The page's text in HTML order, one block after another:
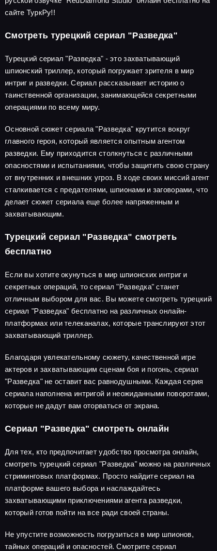
сайте ТуркРу!!
Смотреть турецкий сериал "Разведка"
Турецкий сериал "Разведка" - это захватывающий
шпионский триллер, который погружает зрителя в мир
интриг и разведки. Сериал рассказывает историю о
таинственной организации, занимающейся секретными
операциями по всему миру.
Основной сюжет сериала "Разведка" крутится вокруг
главного героя, который является опытным агентом
разведки. Ему приходится столкнуться с различными
опасностями и испытаниями, чтобы защитить свою страну
от внутренних и внешних угроз. В ходе своих миссий агент
сталкивается с предателями, шпионами и заговорами, что
делает сюжет сериала еще более напряженным и
захватывающим.
Турецкий сериал "Разведка" смотреть
бесплатно
Если вы хотите окунуться в мир шпионских интриг и
секретных операций, то сериал "Разведка" станет
отличным выбором для вас. Вы можете смотреть турецкий
сериал "Разведка" бесплатно на различных онлайн-
платформах или телеканалах, которые транслируют этот
захватывающий триллер.
Благодаря увлекательному сюжету, качественной игре
актеров и захватывающим сценам боя и погонь, сериал
"Разведка" не оставит вас равнодушными. Каждая серия
сериала наполнена интригой и неожиданными поворотами,
которые не дадут вам оторваться от экрана.
Сериал "Разведка" смотреть онлайн
Для тех, кто предпочитает удобство просмотра онлайн,
смотреть турецкий сериал "Разведка" можно на различных
стриминговых платформах. Просто найдите сериал на
платформе вашего выбора и наслаждайтесь
захватывающими приключениями агента разведки,
который готов пойти на все ради своей страны.
Не упустите возможность погрузиться в мир шпионов,
тайных операций и опасностей. Смотрите сериал